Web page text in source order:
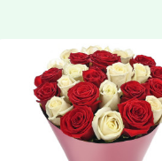
Гипсофила
Гортензии
Ирисы